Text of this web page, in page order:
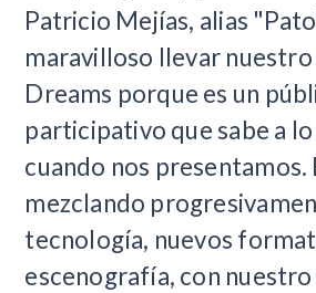
Patricio Mejías, alias
maravilloso llevar nuestro
Dreams porque es un
participativo que sabe a lo
cuando nos presentamos.
mezclando
tecnología, nuevos
escenografía, con